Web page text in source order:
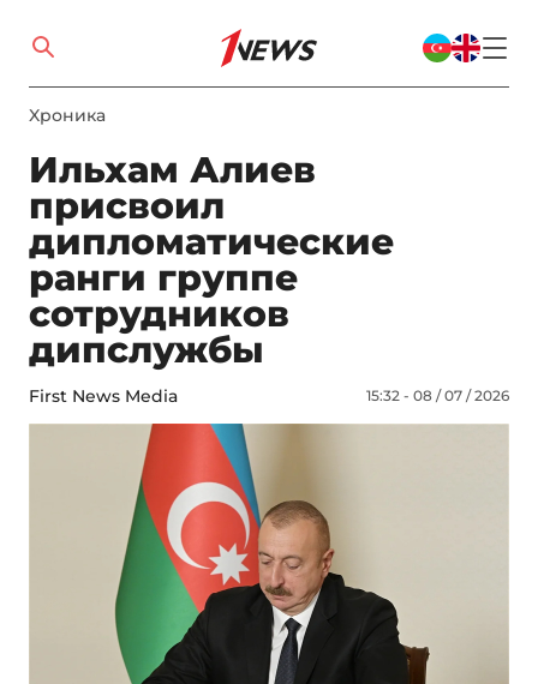
Xроника
Ильхам Алиев
присвоил
дипломатические
ранги группе
сотрудников
дипслужбы
First News Media 15:32 - 08 / 07 / 2026